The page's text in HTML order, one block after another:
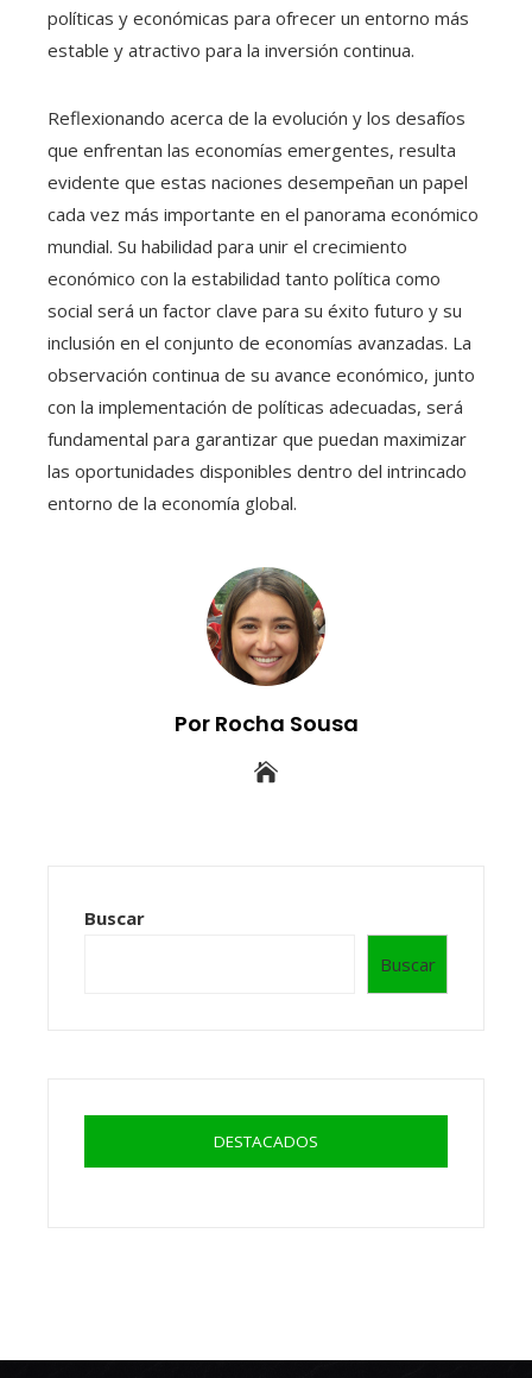
políticas y económicas para ofrecer un entorno más
estable y atractivo para la inversión continua.
Reflexionando acerca de la evolución y los desafíos
que enfrentan las economías emergentes, resulta
evidente que estas naciones desempeñan un papel
cada vez más importante en el panorama económico
mundial. Su habilidad para unir el crecimiento
económico con la estabilidad tanto política como
social será un factor clave para su éxito futuro y su
inclusión en el conjunto de economías avanzadas. La
observación continua de su avance económico, junto
con la implementación de políticas adecuadas, será
fundamental para garantizar que puedan maximizar
las oportunidades disponibles dentro del intrincado
entorno de la economía global.
Por Rocha Sousa
Buscar
Buscar
DESTACADOS